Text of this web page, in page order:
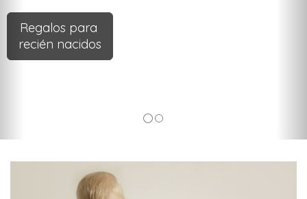
Regalos para
recién nacidos